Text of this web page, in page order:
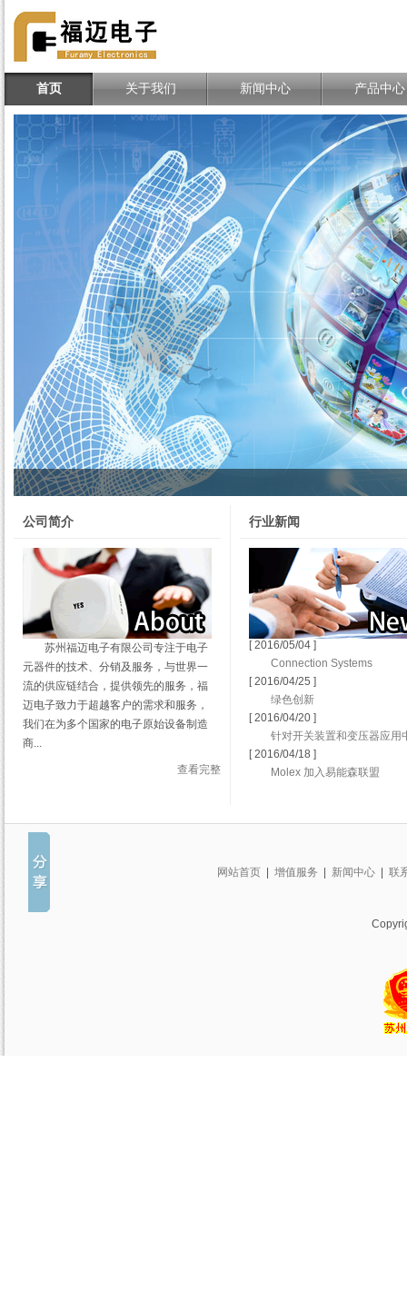
TE、MOLEX、DELPHI连接
器一站式分销商
首页 关于我们 新闻中心 产品中心
公司简介
苏州福迈电子有限公司专注于电子
元器件的技术、分销及服务，与世界一
流的供应链结合，提供领先的服务，福
迈电子致力于超越客户的需求和服务，
我们在为多个国家的电子原始设备制造
商...
查看完整
行业新闻
[ 2016/05/04 ]
Connection Systems
[ 2016/04/25 ]
绿色创新
[ 2016/04/20 ]
针对开关装置和变压器应用
[ 2016/04/18 ]
Molex 加入易能森联盟
网站首页 增值服务 新闻中心 联